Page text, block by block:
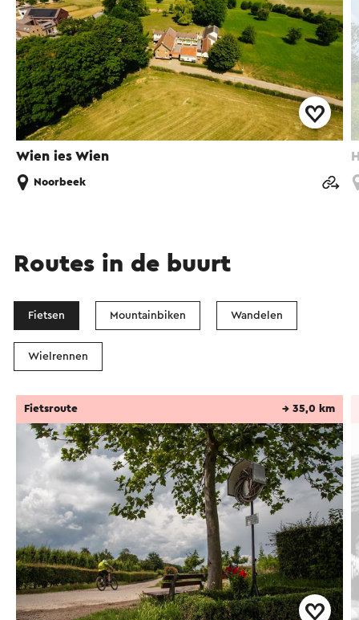
Wien ies Wien
Noorbeek
Routes in de buurt
Fietsen Mountainbiken Wandelen
Wielrennen
Fietsroute → 35,0 km